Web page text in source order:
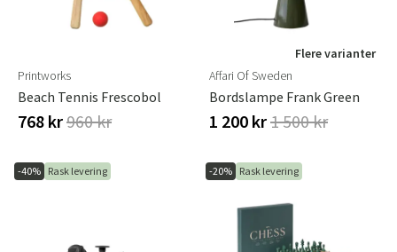
Printworks
Beach Tennis Frescobol
768 kr960 kr
Flere varianter
Affari Of Sweden
Bordslampe Frank Green
1 200 kr1 500 kr
-40% Rask levering -20% Rask levering